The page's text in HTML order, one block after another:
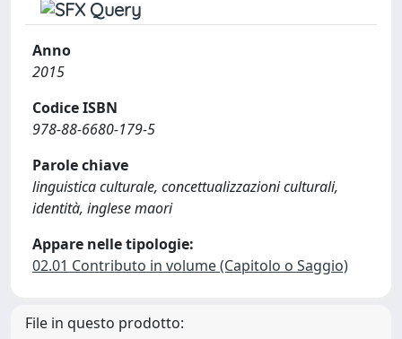
Anno
2015
Codice ISBN
978-88-6680-179-5
Parole chiave
linguistica culturale, concettualizzazioni culturali,
identità, inglese maori
Appare nelle tipologie:
02.01 Contributo in volume (Capitolo o Saggio)
File in questo prodotto: